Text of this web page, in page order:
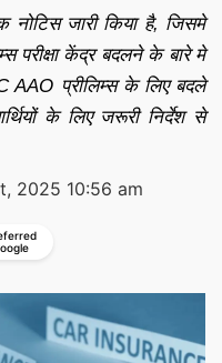
नोटिस जारी किया है, जिसमे
परीक्षा केंद्र बदलने के बारे मे
AAO प्रीलिम्स के लिए बदले
के लिए जरूरी निर्देश से
2025 10:56 am